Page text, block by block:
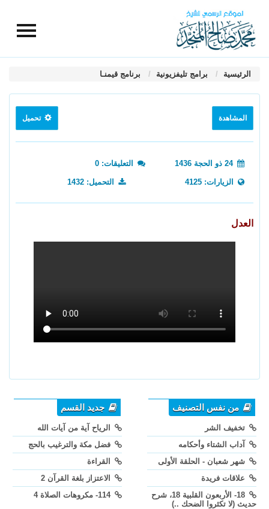
الرئيسية برامج تليفزيونية برنامج قيمنـا
المشاهدة تحميل
24 ذو الحجة 1436 التعليقات: 0
الزيارات: 4125 التحميل: 1432
العدل
من نفس التصنيف
تخفيف الشر
آداب الشتاء وأحكامه
شهر شعبان - الحلقة الأولى
علاقات فريدة
18- الأربعون القلبية 18، شرح
حديث (لا تكثروا الضحك ..)
جديد القسم
الرياح آية من آيات الله
فضل مكة والترغيب بالحج
القراءة
الاعتزاز بلغة القرآن 2
114- مكروهات الصلاة 4